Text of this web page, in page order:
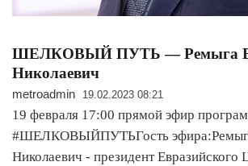
ШЕЛКОВЫЙ ПУТЬ — Ремыга
Николаевич
metroadmin 19.02.2023 08:21
19 февраля 17:00 прямой эфир
#ШЕЛКОВЫЙПУТЬГость
Николаевич - президент Евразийского